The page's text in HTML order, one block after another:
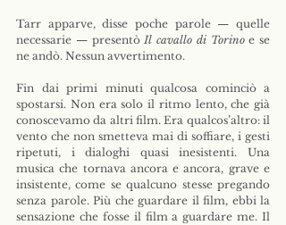
Tarr apparve, disse poche parole — quelle
necessarie — presentò Il cavallo di Torino e se
ne andò. Nessun avvertimento.
Fin dai primi minuti qualcosa cominciò a
spostarsi. Non era solo il ritmo lento, che già
conoscevamo da altri film. Era qualcos’altro: il
vento che non smetteva mai di soffiare, i gesti
ripetuti, i dialoghi quasi inesistenti. Una
musica che tornava ancora e ancora, grave e
insistente, come se qualcuno stesse pregando
senza parole. Più che guardare il film, ebbi la
sensazione che fosse il film a guardare me. Il